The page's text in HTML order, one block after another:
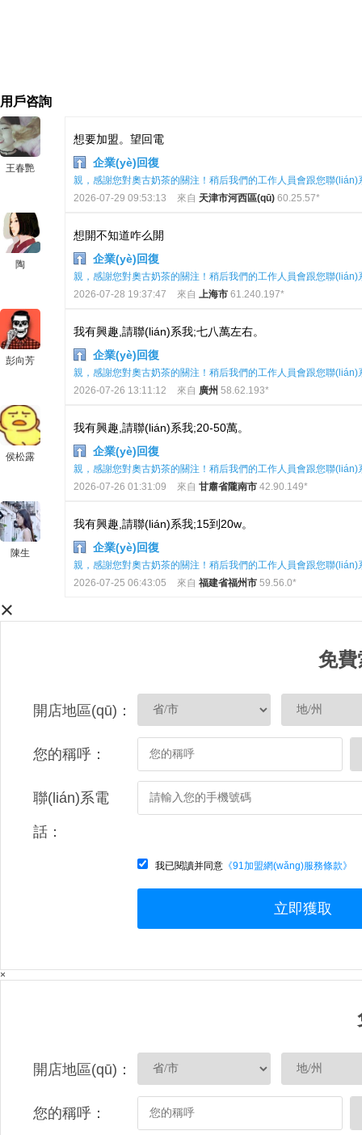
用戶咨詢
王春艷
想要加盟。望回電
企業(yè)回復
親，感謝您對奧古奶茶的關注！稍后我們的工作人員會跟您聯(lián)
2026-07-29 09:53:13
來自 天津市河西區(qū) 60.25.57*
陶
想開不知道咋么開
企業(yè)回復
親，感謝您對奧古奶茶的關注！稍后我們的工作人員會跟您聯(lián)
2026-07-28 19:37:47
來自 上海市 61.240.197*
彭向芳
我有興趣,請聯(lián)系我;七八萬左右。
企業(yè)回復
親，感謝您對奧古奶茶的關注！稍后我們的工作人員會跟您聯(lián)
2026-07-26 13:11:12
來自 廣州 58.62.193*
侯松露
我有興趣,請聯(lián)系我;20-50萬。
企業(yè)回復
親，感謝您對奧古奶茶的關注！稍后我們的工作人員會跟您聯(lián)
2026-07-26 01:31:09
來自 甘肅省隴南市 42.90.149*
陳生
我有興趣,請聯(lián)系我;15到20w。
企業(yè)回復
親，感謝您對奧古奶茶的關注！稍后我們的工作人員會跟您聯(lián)
2026-07-25 06:43:05
來自 福建省福州市 59.56.0*
×
免費
開店地區(qū)：
您的稱呼：
聯(lián)系電
話：
我已閱讀并同意 《91加盟網(wǎng)服務條款》
立即獲取
×
開店地區(qū)：
您的稱呼：